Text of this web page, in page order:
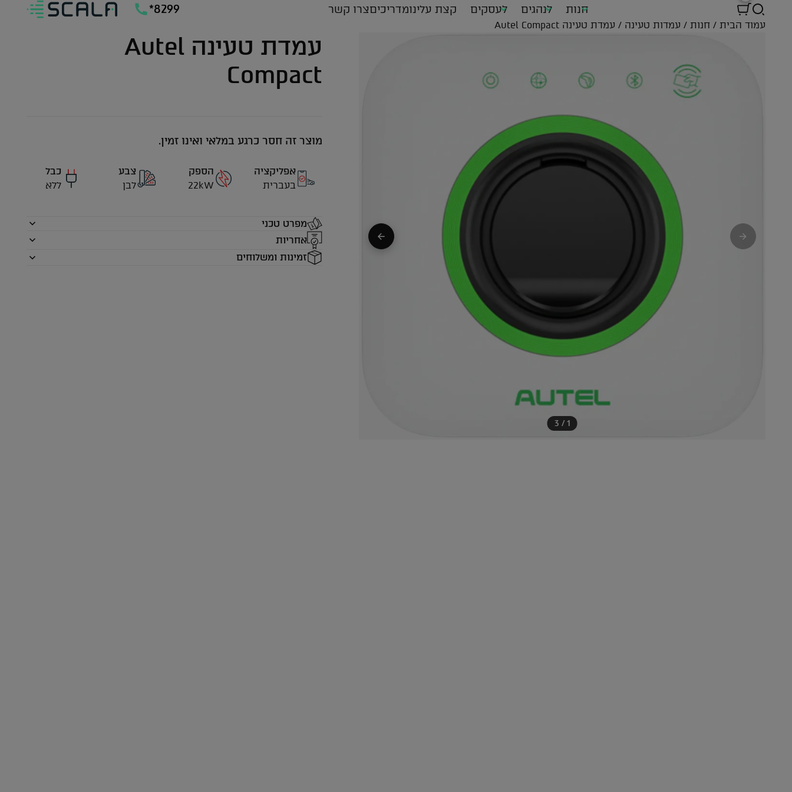
חנות לנהגים לעסקים קצת עלינומדריכיםצרו קשר *8299
עמוד הבית/ חנות/ עמדות טעינה / עמדת טעינה Autel Compact
1
/
3
עמדת טעינה Autel
Compact
מוצר זה חסר כרגע במלאי ואינו זמין.
אפליקציה
בעברית
הספק
22kW
צבע
לבן
כבל
ללא
מפרט טכני
אחריות
זמינות ומשלוחים